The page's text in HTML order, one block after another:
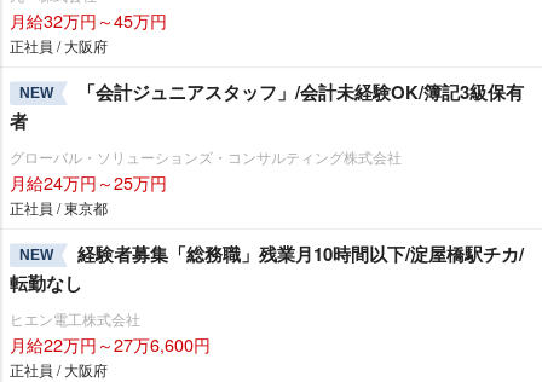
月給32万円～45万円
正社員 / 大阪府
NEW
「会計ジュニアスタッフ」/会計未経験OK/簿記3級保有
者
グローバル・ソリューションズ・コンサルティング株式会社
月給24万円～25万円
正社員 / 東京都
NEW
経験者募集「総務職」残業月10時間以下/淀屋橋駅チカ/
転勤なし
ヒエン電工株式会社
月給22万円～27万6,600円
正社員 / 大阪府